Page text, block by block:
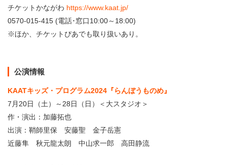
・ 施設概要
チケットかながわ https://www.kaat.jp/
0570-015-415 (電話･窓口10:00～18:00)
※ほか、チケットぴあでも取り扱いあり。
公演情報
KAATキッズ・プログラム2024『らんぼうものめ』
7月20日（土）～28日（日）＜大スタジオ＞
作・演出：加藤拓也
出演：鞘師里保 安藤聖 金子岳憲
近藤隼 秋元龍太朗 中山求一郎 高田静流